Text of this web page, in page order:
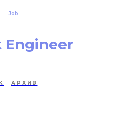
Job
Engineer
АРХИВ